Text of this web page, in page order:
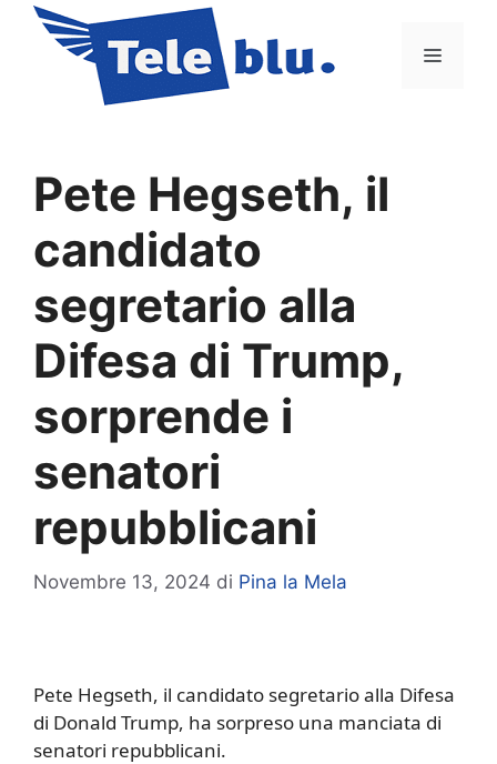
contenuto
Menu
Pete Hegseth, il
candidato
segretario alla
Difesa di Trump,
sorprende i
senatori
repubblicani
Novembre 13, 2024 di Pina la Mela
Pete Hegseth, il candidato segretario alla Difesa
di Donald Trump, ha sorpreso una manciata di
senatori repubblicani.